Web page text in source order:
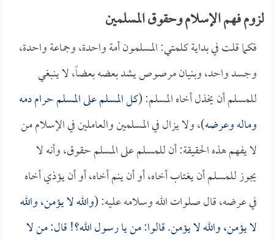
لزوم فهم الإسلام وحقوق المسلمين
فكما قلت في بداية كلمتي: المسلمون أمة واحدة، وجماعة واحدة،
وجسد واحد، وبنيان مرصوص يشد بعضه بعضاً، لا ينبغي
للمسلم أن يخذل أخاه المسلم: (كل المسلم على المسلم حرام دمه
وماله وعرضه)، ولا يزال في المسلمين والعاملين في الإسلام من
لا يفهم هذه الحقيقة: أن للمسلم على المسلم حقوق، وأنه لا
يجوز للمسلم أن يغتاب أخاه، أو أن ينم أخاه، أو أن يؤذي أخاه
في عرضه، قال صلوات الله وسلامه عليه: (والله لا يؤمن، والله
لا يؤمن، والله لا يؤمن. قالوا: من يا رسول الله؟! قال: من لا